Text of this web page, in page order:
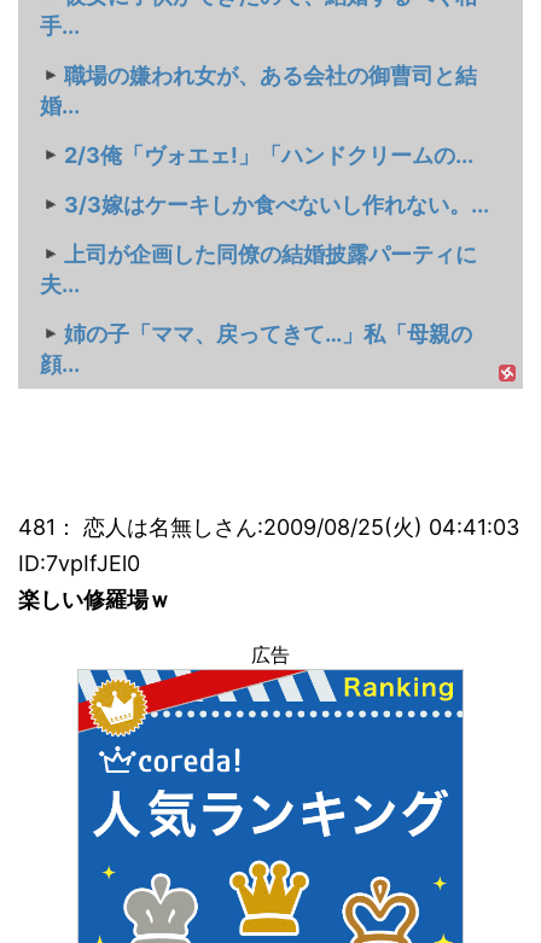
手...
職場の嫌われ女が、ある会社の御曹司と結
婚...
2/3俺「ヴォエェ!」「ハンドクリームの...
3/3嫁はケーキしか食べないし作れない。...
上司が企画した同僚の結婚披露パーティに
夫...
姉の子「ママ、戻ってきて…」私「母親の
顔...
481： 恋人は名無しさん:2009/08/25(火) 04:41:03
ID:7vpIfJEl0
楽しい修羅場ｗ
広告